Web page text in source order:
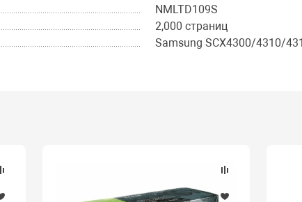
NMLTD109S
2,000 страниц
Samsung SCX4300/4310/